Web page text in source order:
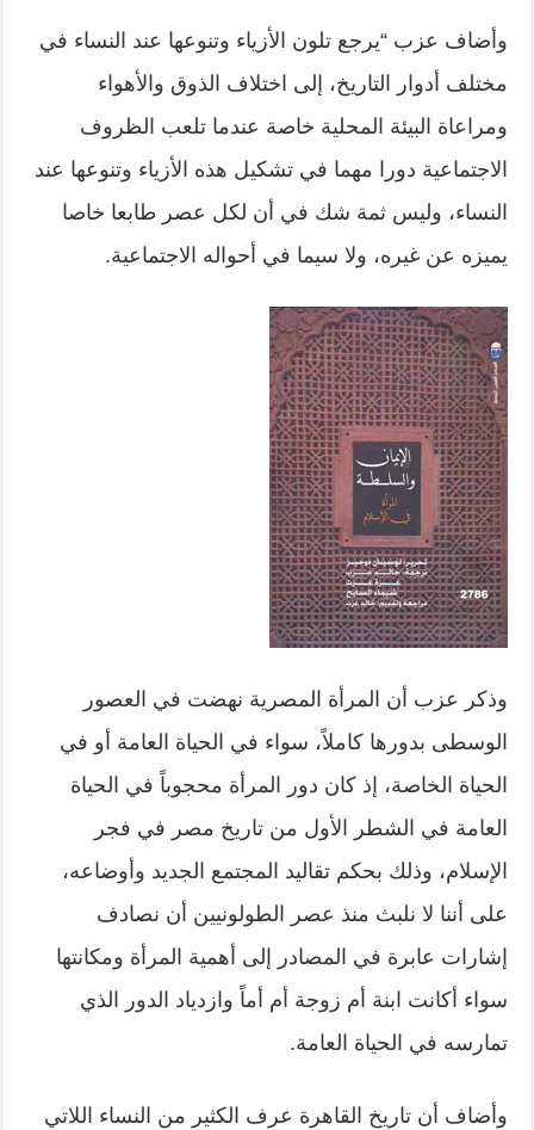
وأضاف عزب “يرجع تلون الأزياء وتنوعها عند النساء في
مختلف أدوار التاريخ، إلى اختلاف الذوق والأهواء
ومراعاة البيئة المحلية خاصة عندما تلعب الظروف
الاجتماعية دورا مهما في تشكيل هذه الأزياء وتنوعها عند
النساء، وليس ثمة شك في أن لكل عصر طابعا خاصا
يميزه عن غيره، ولا سيما في أحواله الاجتماعية.
وذكر عزب أن المرأة المصرية نهضت في العصور
الوسطى بدورها كاملاً، سواء في الحياة العامة أو في
الحياة الخاصة، إذ كان دور المرأة محجوباً في الحياة
العامة في الشطر الأول من تاريخ مصر في فجر
الإسلام، وذلك بحكم تقاليد المجتمع الجديد وأوضاعه،
على أننا لا نلبث منذ عصر الطولونيين أن نصادف
إشارات عابرة في المصادر إلى أهمية المرأة ومكانتها
سواء أكانت ابنة أم زوجة أم أماً وازدياد الدور الذي
تمارسه في الحياة العامة.
وأضاف أن تاريخ القاهرة عرف الكثير من النساء اللاتي